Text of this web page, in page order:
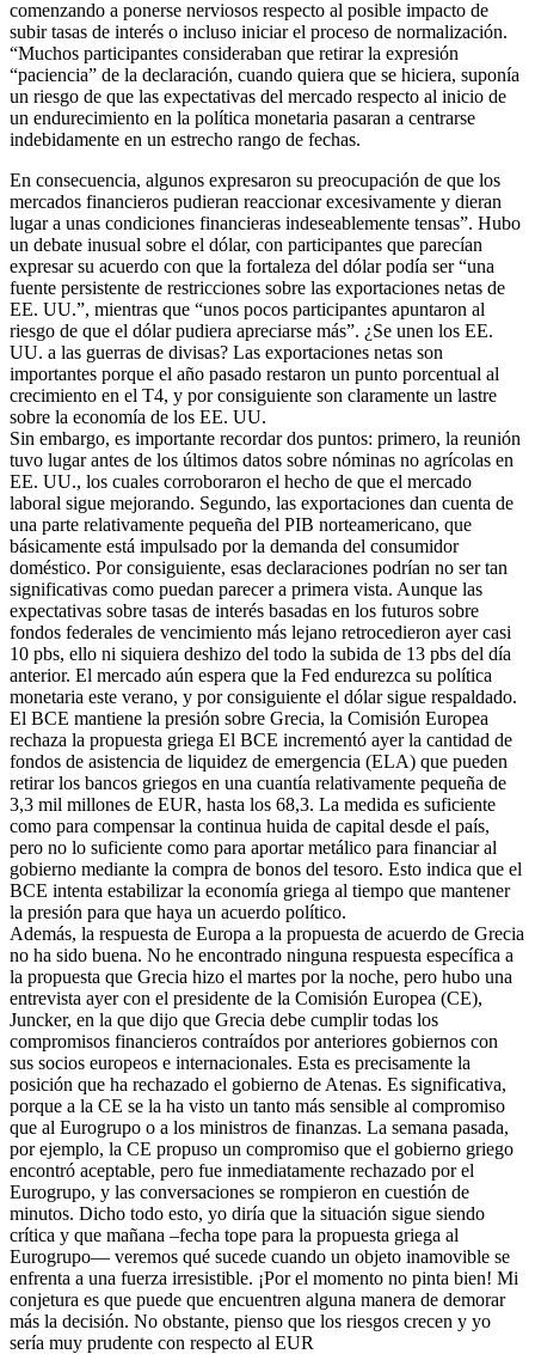
comenzando a ponerse nerviosos respecto al posible impacto de
subir tasas de interés o incluso iniciar el proceso de normalización.
“Muchos participantes consideraban que retirar la expresión
“paciencia” de la declaración, cuando quiera que se hiciera, suponía
un riesgo de que las expectativas del mercado respecto al inicio de
un endurecimiento en la política monetaria pasaran a centrarse
indebidamente en un estrecho rango de fechas.
En consecuencia, algunos expresaron su preocupación de que los
mercados financieros pudieran reaccionar excesivamente y dieran
lugar a unas condiciones financieras indeseablemente tensas”. Hubo
un debate inusual sobre el dólar, con participantes que parecían
expresar su acuerdo con que la fortaleza del dólar podía ser “una
fuente persistente de restricciones sobre las exportaciones netas de
EE. UU.”, mientras que “unos pocos participantes apuntaron al
riesgo de que el dólar pudiera apreciarse más”. ¿Se unen los EE.
UU. a las guerras de divisas? Las exportaciones netas son
importantes porque el año pasado restaron un punto porcentual al
crecimiento en el T4, y por consiguiente son claramente un lastre
sobre la economía de los EE. UU.
Sin embargo, es importante recordar dos puntos: primero, la reunión
tuvo lugar antes de los últimos datos sobre nóminas no agrícolas en
EE. UU., los cuales corroboraron el hecho de que el mercado
laboral sigue mejorando. Segundo, las exportaciones dan cuenta de
una parte relativamente pequeña del PIB norteamericano, que
básicamente está impulsado por la demanda del consumidor
doméstico. Por consiguiente, esas declaraciones podrían no ser tan
significativas como puedan parecer a primera vista. Aunque las
expectativas sobre tasas de interés basadas en los futuros sobre
fondos federales de vencimiento más lejano retrocedieron ayer casi
10 pbs, ello ni siquiera deshizo del todo la subida de 13 pbs del día
anterior. El mercado aún espera que la Fed endurezca su política
monetaria este verano, y por consiguiente el dólar sigue respaldado.
El BCE mantiene la presión sobre Grecia, la Comisión Europea
rechaza la propuesta griega El BCE incrementó ayer la cantidad de
fondos de asistencia de liquidez de emergencia (ELA) que pueden
retirar los bancos griegos en una cuantía relativamente pequeña de
3,3 mil millones de EUR, hasta los 68,3. La medida es suficiente
como para compensar la continua huida de capital desde el país,
pero no lo suficiente como para aportar metálico para financiar al
gobierno mediante la compra de bonos del tesoro. Esto indica que el
BCE intenta estabilizar la economía griega al tiempo que mantener
la presión para que haya un acuerdo político.
Además, la respuesta de Europa a la propuesta de acuerdo de Grecia
no ha sido buena. No he encontrado ninguna respuesta específica a
la propuesta que Grecia hizo el martes por la noche, pero hubo una
entrevista ayer con el presidente de la Comisión Europea (CE),
Juncker, en la que dijo que Grecia debe cumplir todas los
compromisos financieros contraídos por anteriores gobiernos con
sus socios europeos e internacionales. Esta es precisamente la
posición que ha rechazado el gobierno de Atenas. Es significativa,
porque a la CE se la ha visto un tanto más sensible al compromiso
que al Eurogrupo o a los ministros de finanzas. La semana pasada,
por ejemplo, la CE propuso un compromiso que el gobierno griego
encontró aceptable, pero fue inmediatamente rechazado por el
Eurogrupo, y las conversaciones se rompieron en cuestión de
minutos. Dicho todo esto, yo diría que la situación sigue siendo
crítica y que mañana –fecha tope para la propuesta griega al
Eurogrupo— veremos qué sucede cuando un objeto inamovible se
enfrenta a una fuerza irresistible. ¡Por el momento no pinta bien! Mi
conjetura es que puede que encuentren alguna manera de demorar
más la decisión. No obstante, pienso que los riesgos crecen y yo
sería muy prudente con respecto al EUR